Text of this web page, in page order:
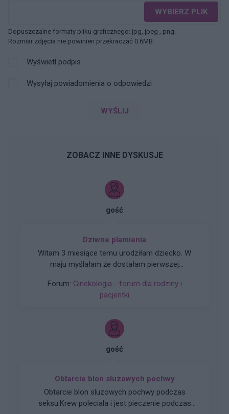
WYBIERZ PLIK
Dopuszczalne formaty pliku graficznego: jpg, jpeg , png.
Rozmiar zdjęcia nie powinien przekraczać 0.6MB.
Wyświetl podpis
Wysyłaj powiadomienia o odpowiedzi
WYŚLIJ
ZOBACZ INNE DYSKUSJE
gość
Dziwne plamienia
Witam 3 miesiące temu urodziłam dziecko. W
maju myślałam że dostałam pierwszej
typowe jak na okres. Przypominało to bardziej
takie plamienie i to nie żywą różową Kris ze
dnia był a na drugi dzień było czysto. I robi się
mi tak co 2 tyg raz trwa 3 dni a raz 6 jak przy
Forum: Ginekologia - forum dla rodziny i
pacjentki
gość
Obtarcie blon sluzowych pochwy
Obtarcie blon sluzowych pochwy podczas
seksu.Krew poleciala i jest pieczenie podczas